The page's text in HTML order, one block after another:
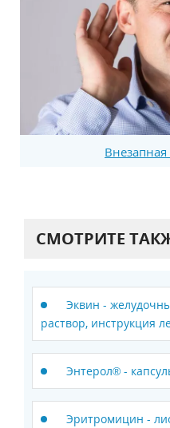
Внезапная
СМОТРИТЕ
Эквин -
раствор, инструкция
Энтерол® -
Эритромицин -